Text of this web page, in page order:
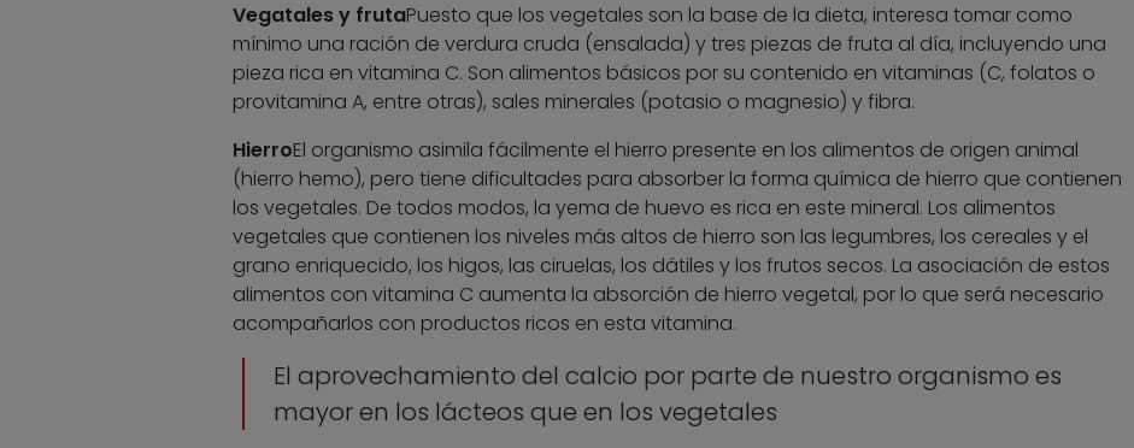
Vegatales y frutaPuesto que los vegetales son la base de la dieta, interesa tomar como
mínimo una ración de verdura cruda (ensalada) y tres piezas de fruta al día, incluyendo una
pieza rica en vitamina C. Son alimentos básicos por su contenido en vitaminas (C, folatos o
provitamina A, entre otras), sales minerales (potasio o magnesio) y fibra.
HierroEl organismo asimila fácilmente el hierro presente en los alimentos de origen animal
(hierro hemo), pero tiene dificultades para absorber la forma química de hierro que contienen
los vegetales. De todos modos, la yema de huevo es rica en este mineral. Los alimentos
vegetales que contienen los niveles más altos de hierro son las legumbres, los cereales y el
grano enriquecido, los higos, las ciruelas, los dátiles y los frutos secos. La asociación de estos
alimentos con vitamina C aumenta la absorción de hierro vegetal, por lo que será necesario
acompañarlos con productos ricos en esta vitamina.
El aprovechamiento del calcio por parte de nuestro organismo es
mayor en los lácteos que en los vegetales